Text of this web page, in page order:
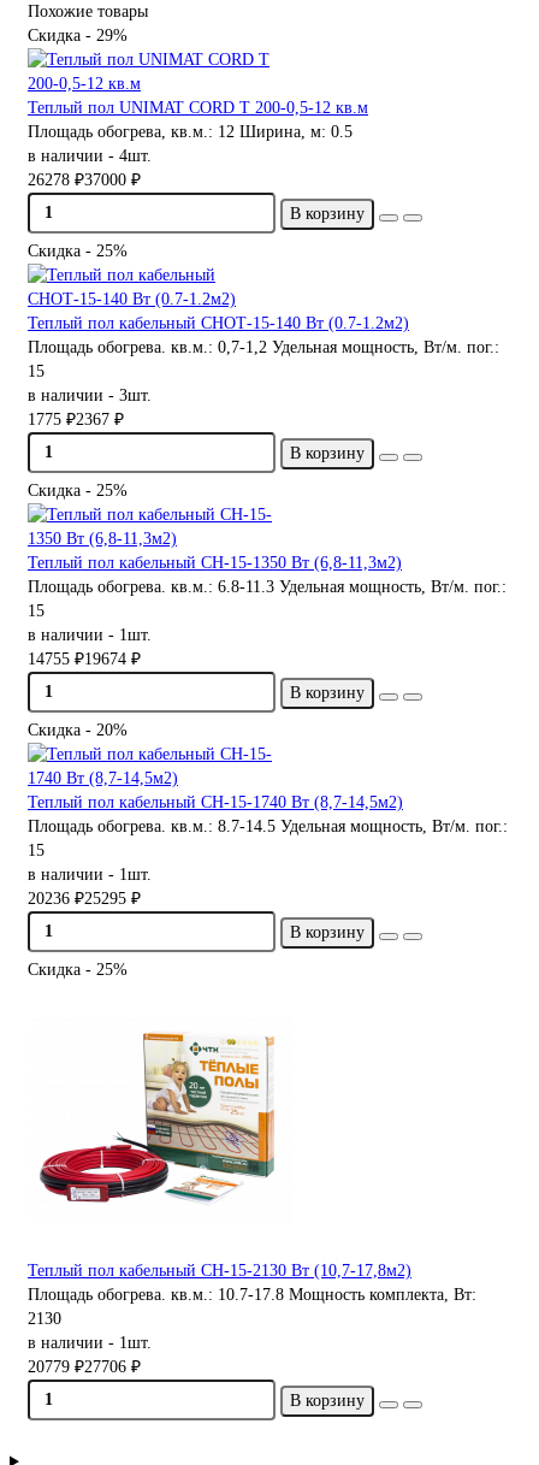
Похожие товары
Скидка - 29%
Теплый пол UNIMAT CORD Т 200-0,5-12 кв.м
Площадь обогрева, кв.м.: 12 Ширина, м: 0.5
в наличии - 4шт.
26278 ₽37000 ₽
В корзину
Скидка - 25%
Теплый пол кабельный СНОТ-15-140 Вт (0.7-1.2м2)
Площадь обогрева. кв.м.: 0,7-1,2 Удельная мощность, Вт/м. пог.:
15
в наличии - 3шт.
1775 ₽2367 ₽
В корзину
Скидка - 25%
Теплый пол кабельный СН-15-1350 Вт (6,8-11,3м2)
Площадь обогрева. кв.м.: 6.8-11.3 Удельная мощность, Вт/м. пог.:
15
в наличии - 1шт.
14755 ₽19674 ₽
В корзину
Скидка - 20%
Теплый пол кабельный СН-15-1740 Вт (8,7-14,5м2)
Площадь обогрева. кв.м.: 8.7-14.5 Удельная мощность, Вт/м. пог.:
15
в наличии - 1шт.
20236 ₽25295 ₽
В корзину
Скидка - 25%
Теплый пол кабельный СН-15-2130 Вт (10,7-17,8м2)
Площадь обогрева. кв.м.: 10.7-17.8 Мощность комплекта, Вт:
2130
в наличии - 1шт.
20779 ₽27706 ₽
В корзину